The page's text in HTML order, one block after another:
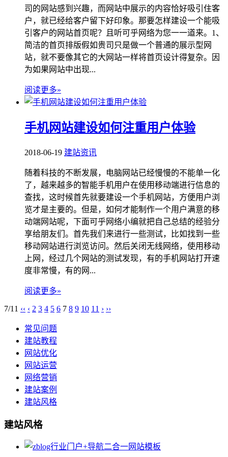
司的网站感到兴趣，而网站中展示的内容恰好吸引住客
户，就已经给客户留下好印象。那要怎样建设一个能吸
引客户的网站首页呢？且听可乎网络为您一一道来。1、
简洁的首页排版假如贵司只是做一个普通的展示型网
站，就不要像其它的大网站一样将首页设计得复杂。因
为如果网站中出现...
阅读更多»
手机网站建设如何注重用户体验
2018-06-19 建站资讯
随着科技的不断发展，电脑网站已经慢慢的不能单一化
了，越来越多的智能手机用户在使用移动端进行信息的
查找，这时候首先就要建设一个手机网站，方便用户浏
览才是主要的。但是，如何才能制作一个用户满意的移
动端网站呢，下面可乎网络小编就把自己总结的经验分
享给朋友们。首先我们来进行一些测试，比如找到一些
移动网站进行浏览访问。然后关闭无线网络，使用移动
上网，经过几个网站的测试发现，有的手机网站打开速
度非常慢，有的网...
阅读更多»
7/11 ‹‹ ‹ 2 3 4 5 6 7 8 9 10 11 › ››
常见问题
建站教程
网站优化
网站运营
网络营销
建站案例
建站风格
建站风格